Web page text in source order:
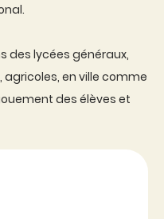
des lycées généraux,
en ville comme
des élèves et